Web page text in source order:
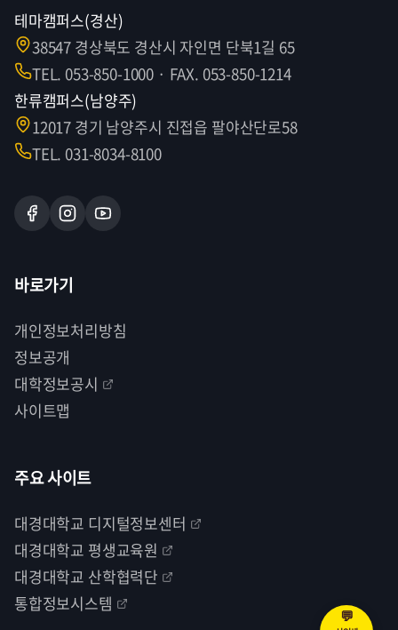
테마캠퍼스(경산)
38547 경상북도 경산시 자인면 단북1길 65
TEL. 053-850-1000 · FAX. 053-850-1214
한류캠퍼스(남양주)
12017 경기 남양주시 진접읍 팔야산단로58
TEL. 031-8034-8100
바로가기
개인정보처리방침
정보공개
대학정보공시
사이트맵
주요 사이트
대경대학교 디지털정보센터
대경대학교 평생교육원
대경대학교 산학협력단
통합정보시스템
💬